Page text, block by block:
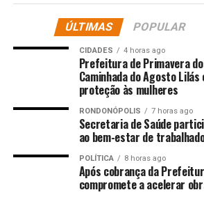
Municipal de Infraestrutura e Obras
terça-feira (6).
A Secretaria Municipal de
Segurança Pública também está
de circuladores de ar para o
curto prazo para a reabertura,
pode haver atraso na chegada desse
“A orientação é entregar o
funcionais, garantindo mais
passageiros. Estamos
ÚLTIMAS POPULAR
CIDADES 4 horas ago
Prefeitura de Primavera
Caminhada do Agosto
proteção às mulheres
RONDONÓPOLIS 7 horas ago
Secretaria de Saúde
ao bem-estar de
POLÍTICA 8 horas ago
Após cobrança da
compromete a acelerar